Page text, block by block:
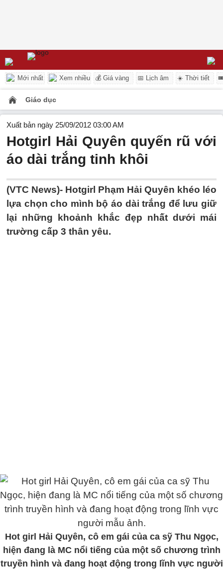
Mới nhất Xem nhiều 💰 Giá vàng 📅 Lịch âm ☀️ Thời tiết
Giáo dục
Xuất bản ngày 25/09/2012 03:00 AM
Hotgirl Hải Quyên quyến rũ với
áo dài trắng tinh khôi
(VTC News)- Hotgirl Phạm Hải Quyên khéo léo
lựa chọn cho mình bộ áo dài trắng để lưu giữ
lại những khoảnh khắc đẹp nhất dưới mái
trường cấp 3 thân yêu.
Hot girl Hải Quyên, cô em gái của ca sỹ Thu Ngọc,
hiện đang là MC nổi tiếng của một số chương trình
truyền hình và đang hoạt động trong lĩnh vực người